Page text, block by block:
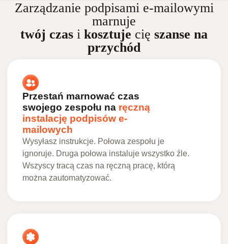
Zarządzanie podpisami e-mailowymi
marnuje
twój czas i kosztuje cię szanse na
przychód
Przestań marnować czas
swojego zespołu na ręczną
instalację podpisów e-
mailowych
Wysyłasz instrukcje. Połowa zespołu je
ignoruje. Druga połowa instaluje wszystko źle.
Wszyscy tracą czas na ręczną pracę, którą
można zautomatyzować.